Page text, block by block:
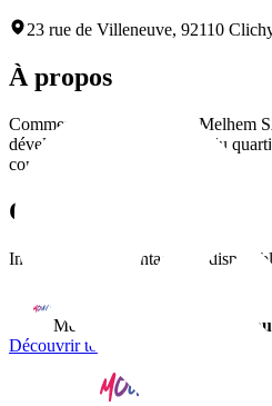
23 rue de Villeneuve, 92110
À propos
Commerce local dirigé par Melhem
développement économique du
commerçants.
Contact
Informations de contact non
Membre du réseau
Découvrir tous nos adhérents